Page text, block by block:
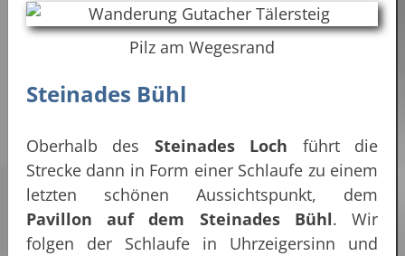
Pilz am Wegesrand
Steinades Bühl
Oberhalb des Steinades Loch führt die
Strecke dann in Form einer Schlaufe zu einem
letzten schönen Aussichtspunkt, dem
Pavillon auf dem Steinades Bühl. Wir
folgen der Schlaufe in Uhrzeigersinn und